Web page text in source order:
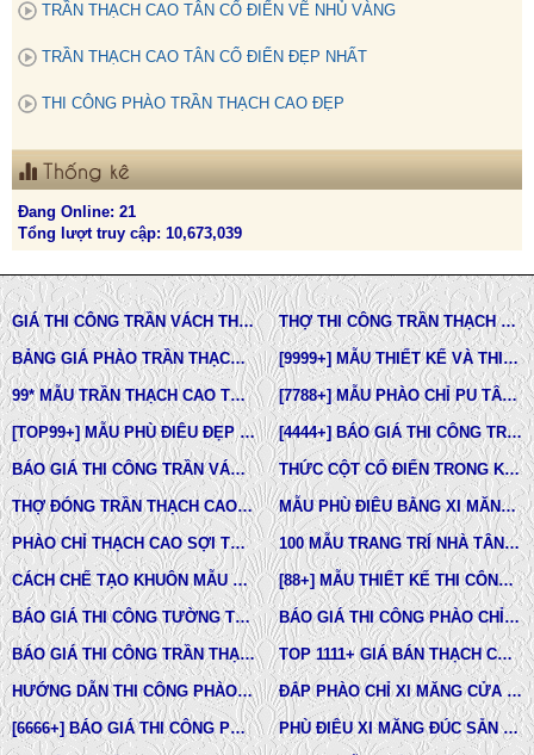
TRẦN THẠCH CAO TÂN CỔ ĐIỂN VẼ NHỦ VÀNG
TRẦN THẠCH CAO TÂN CỔ ĐIỂN ĐẸP NHẤT
THI CÔNG PHÀO TRẦN THẠCH CAO ĐẸP
Thống kê
Đang Online: 21
Tổng lượt truy cập: 10,673,039
GIÁ THI CÔNG TRẦN VÁCH THẠCH CAO TẠI TPHCM THỢ THI CÔNG TRẦN THẠCH CAO ĐẸP TẠI TPHCM
BẢNG GIÁ PHÀO TRẦN THẠCH CAO TÂN CỔ ĐIỂN [9999+] MẪU THIẾT KẾ VÀ THI CÔNG TRẦN THẠCH CAO ĐẸP
99* MẪU TRẦN THẠCH CAO TÂN CỔ ĐIỂN ĐẸP NHẤT HIỆN NAY [7788+] MẪU PHÀO CHỈ PU TÂN CỔ ĐIỂN ĐẸP NHẤT HIỆN NAY
[TOP99+] MẪU PHÙ ĐIÊU ĐẸP TRONG THIẾT KẾ KIẾN TRÚC [4444+] BÁO GIÁ THI CÔNG TRỌN GÓI PHÀO CHỈ PU MỚI NHẤT
BÁO GIÁ THI CÔNG TRẦN VÁCH THẠCH CAO TRỌN GÓI THỨC CỘT CỔ ĐIỂN TRONG KIẾN TRÚC
THỢ ĐÓNG TRẦN THẠCH CAO GIÁ RẺ Ở TPHCM MẪU PHÙ ĐIÊU BẰNG XI MĂNG ĐÚC SẴN NHÀ PHỐ BIỆT THỰ LÂU ĐÀI TOÀN QUỐC
PHÀO CHỈ THẠCH CAO SỢI THỦY TINH 100 MẪU TRANG TRÍ NHÀ TÂN CỔ ĐIỂN
CÁCH CHẾ TẠO KHUÔN MẪU COMPOSITE ĐÚC BÊ TÔNG -XI MĂNG-THẠCH CAO CÁC LOẠI [88+] MẪU THIẾT KẾ THI CÔNG TRẦN THẠCH CAO TÂN CỔ ĐIỂN MỚI NHẤT
BÁO GIÁ THI CÔNG TƯỜNG THẠCH CAO, VÁCH THẠCH CAO TƯỜNG NHÀ MỚI NHẤT BÁO GIÁ THI CÔNG PHÀO CHỈ PU TÂN CỔ ĐIỂN TẠI TPHCM
BÁO GIÁ THI CÔNG TRẦN THẠCH CAO TRỌN GÓI MỚI NHẤT TOP 1111+ GIÁ BÁN THẠCH CAO PHÀO CHỈ, PHÙ ĐIÊU, ĐẦU CỘT TÂN CỔ ĐIỂN
HƯỚNG DẪN THI CÔNG PHÀO CHỈ PU, PHÀO CHỈ THẠCH CAO, PHÀO CHỈ XI MĂNG. ĐẮP PHÀO CHỈ XI MĂNG CỬA SỔ, CỬA ĐI NHÀ PHỐ, BIỆT THỰ, LÂU ĐÀI TÂN CỔ ĐIỂN
[6666+] BÁO GIÁ THI CÔNG PHÀO CHỈ NHỰA PU MỚI NHẤT PHÙ ĐIÊU XI MĂNG ĐÚC SẴN NHÀ PHỐ BIỆT THỰ TẠI LONG AN VÀ TÂY NINH